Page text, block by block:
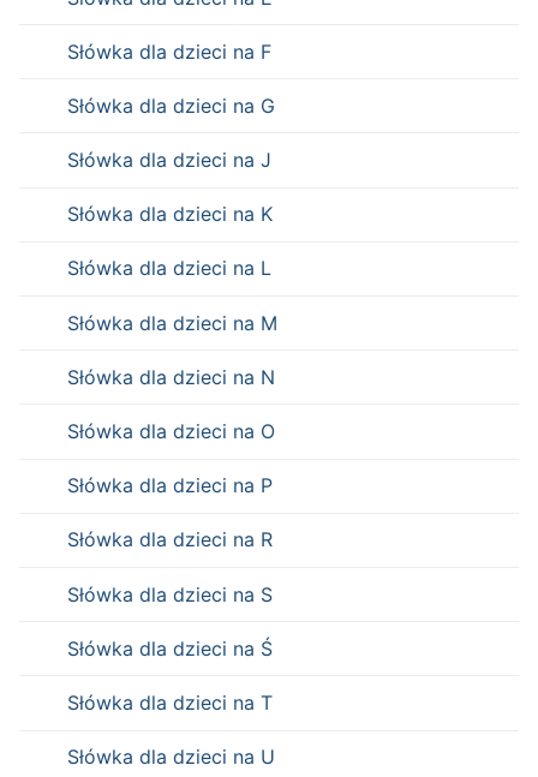
Słówka dla dzieci na F
Słówka dla dzieci na G
Słówka dla dzieci na J
Słówka dla dzieci na K
Słówka dla dzieci na L
Słówka dla dzieci na M
Słówka dla dzieci na N
Słówka dla dzieci na O
Słówka dla dzieci na P
Słówka dla dzieci na R
Słówka dla dzieci na S
Słówka dla dzieci na Ś
Słówka dla dzieci na T
Słówka dla dzieci na U